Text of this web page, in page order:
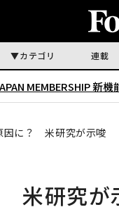
カテゴリ 連載
MEMBERSHIP 新機
因に？ 米研究が示唆
米研究が